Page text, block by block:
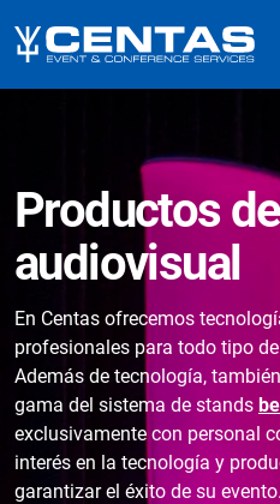
Productos
audiovisual
En Centas ofrecemos
profesionales para todo tipo
Además de tecnología,
gama del sistema de stands
exclusivamente con personal
interés en la tecnología y
garantizar el éxito de su evento.